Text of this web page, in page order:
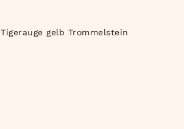
Tigerauge gelb Trommelstein